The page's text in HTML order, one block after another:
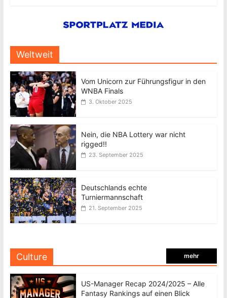
Weltweit
Vom Unicorn zur Führungsfigur in den
WNBA Finals
3. Oktober 2025
Nein, die NBA Lottery war nicht
rigged!!
23. September 2025
Deutschlands echte
Turniermannschaft
21. September 2025
Culture mehr
US-Manager Recap 2024/2025 – Alle
Fantasy Rankings auf einen Blick